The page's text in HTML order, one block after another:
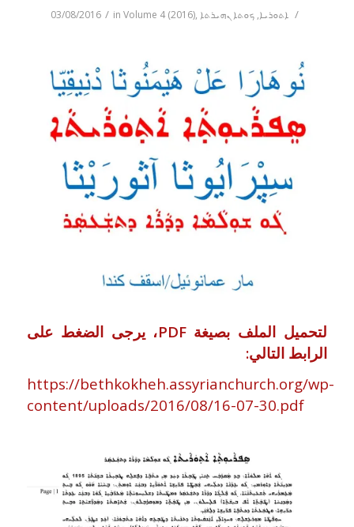
03/08/2016 / inVolume 4 (2016), ܐܬܘܪܝܐ, ܟܘܬܐ ܢܗܝܪܬܐ /
لتحميل الملف بصيغة PDF، يرجى الضغط على
الرابط التالي:
https://bethkokheh.assyrianchurch.org/wp-
content/uploads/2016/08/16-07-30.pdf